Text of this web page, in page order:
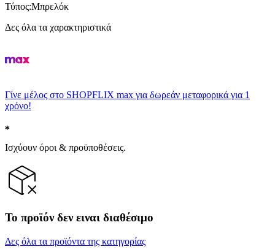
Τύπος:Μπρελόκ
Δες όλα τα χαρακτηριστικά
Γίνε μέλος στο SHOPFLIX max για δωρεάν μεταφορικά για 1
χρόνο!
Ισχύουν όροι & προϋποθέσεις.
Το προϊόν δεν ειναι διαθέσιμο
Δες όλα τα προϊόντα της κατηγορίας